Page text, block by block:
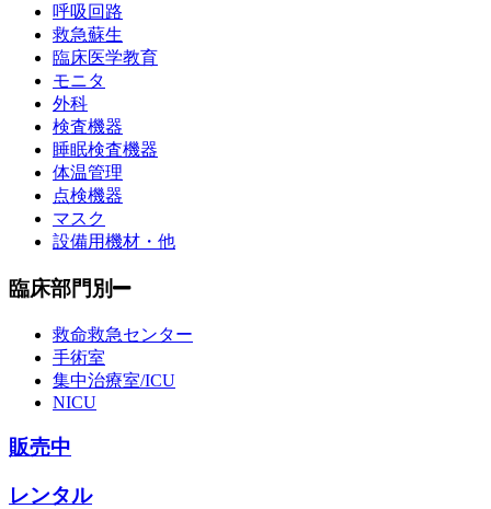
呼吸回路
救急蘇生
臨床医学教育
モニタ
外科
検査機器
睡眠検査機器
体温管理
点検機器
マスク
設備用機材・他
臨床部門別
救命救急センター
手術室
集中治療室/ICU
NICU
販売中
レンタル